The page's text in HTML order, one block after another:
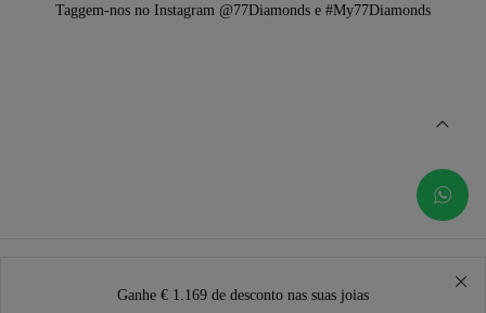
Taggem-nos no Instagram @77Diamonds e #My77Diamonds
Ganhe € 1.169 de desconto nas suas joias